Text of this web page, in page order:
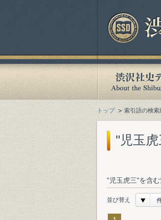
トップ 索引語の検索
"児玉
"児玉虎三"を含
並び替え